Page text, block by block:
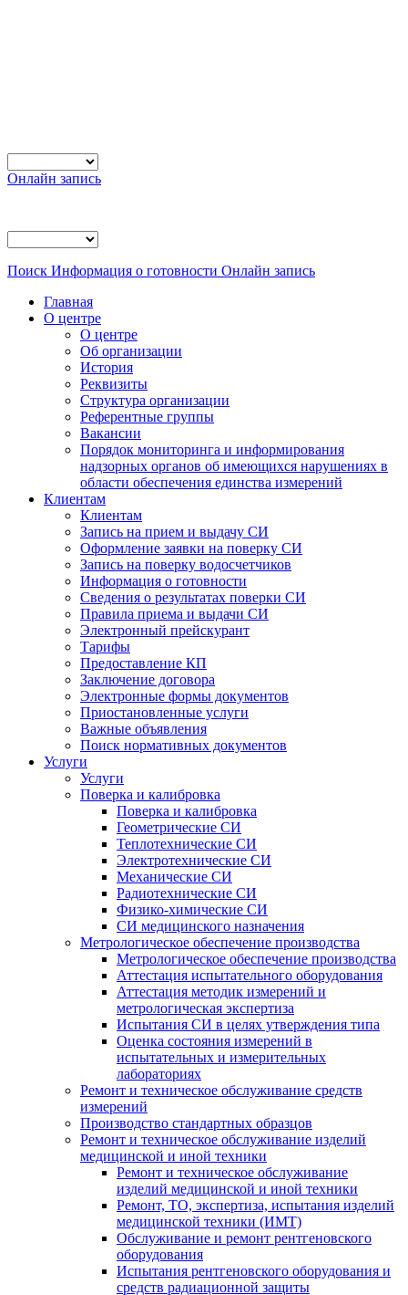
Онлайн запись
Поиск Информация о готовности Онлайн запись
Главная
О центре
О центре
Об организации
История
Реквизиты
Структура организации
Референтные группы
Вакансии
Порядок мониторинга и информирования
надзорных органов об имеющихся нарушениях в
области обеспечения единства измерений
Клиентам
Клиентам
Запись на прием и выдачу СИ
Оформление заявки на поверку СИ
Запись на поверку водосчетчиков
Информация о готовности
Сведения о результатах поверки СИ
Правила приема и выдачи СИ
Электронный прейскурант
Тарифы
Предоставление КП
Заключение договора
Электронные формы документов
Приостановленные услуги
Важные объявления
Поиск нормативных документов
Услуги
Услуги
Поверка и калибровка
Поверка и калибровка
Геометрические СИ
Теплотехнические СИ
Электротехнические СИ
Механические СИ
Радиотехнические СИ
Физико-химические СИ
СИ медицинского назначения
Метрологическое обеспечение производства
Метрологическое обеспечение производства
Аттестация испытательного оборудования
Аттестация методик измерений и
метрологическая экспертиза
Испытания СИ в целях утверждения типа
Оценка состояния измерений в
испытательных и измерительных
лабораториях
Ремонт и техническое обслуживание средств
измерений
Производство стандартных образцов
Ремонт и техническое обслуживание изделий
медицинской и иной техники
Ремонт и техническое обслуживание
изделий медицинской и иной техники
Ремонт, ТО, экспертиза, испытания изделий
медицинской техники (ИМТ)
Обслуживание и ремонт рентгеновского
оборудования
Испытания рентгеновского оборудования и
средств радиационной защиты